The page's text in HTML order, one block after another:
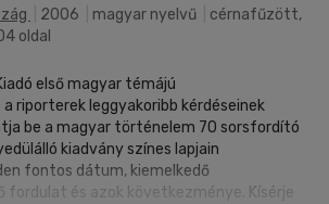
2006 magyar nyelvű
cérnafűzött,
oldal
első magyar témájú
riporterek leggyakoribb kérdéseinek
be a magyar történelem 70 sorsfordító
kiadvány színes lapjain
fontos dátum, kiemelkedő
fordulat és azok következménye. Kísérje